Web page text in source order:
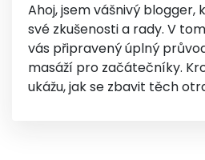
Ahoj, jsem vášnivý blogger,
své zkušenosti a rady. V
vás připravený úplný
masáží pro začátečníky.
ukážu, jak se zbavit těch